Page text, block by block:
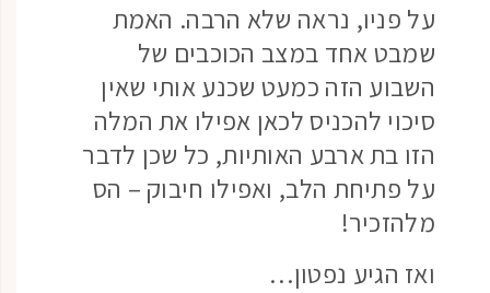
על פניו, נראה שלא הרבה. האמת
שמבט אחד במצב הכוכבים של
השבוע הזה כמעט שכנע אותי שאין
סיכוי להכניס לכאן אפילו את המלה
הזו בת ארבע האותיות, כל שכן לדבר
על פתיחת הלב, ואפילו חיבוק – הס
מלהזכיר!
ואז הגיע נפטון…